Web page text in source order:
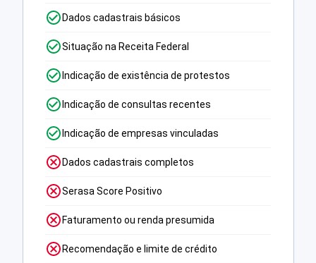
Dados cadastrais básicos
Situação na Receita Federal
Indicação de existência de protestos
Indicação de consultas recentes
Indicação de empresas vinculadas
Dados cadastrais completos
Serasa Score Positivo
Faturamento ou renda presumida
Recomendação e limite de crédito